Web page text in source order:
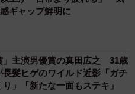
ギャップ鮮明に
」主演男優賞の真田広之 31歳
長髪ヒゲのワイルド近影「ガチ
」「新たな一面もステキ」